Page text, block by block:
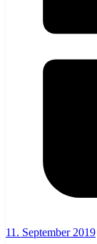
11. September 2019